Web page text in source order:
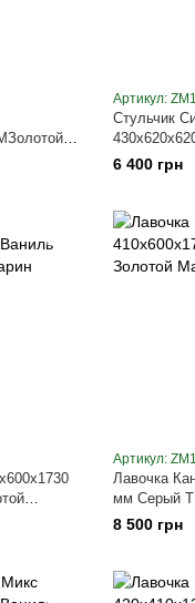
Артикул:
Стульчик
Мандарин
6 400 грн
Артикул:
Лавочка
мм Серый
Мандарин
8 500 грн